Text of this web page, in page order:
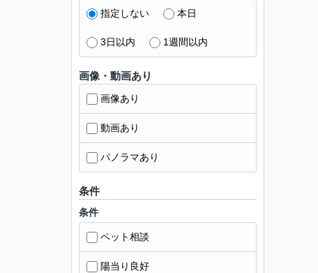
指定しない 本日
3日以内 1週間以内
画像・動画あり
画像あり
動画あり
パノラマあり
条件
条件
ペット相談
陽当り良好